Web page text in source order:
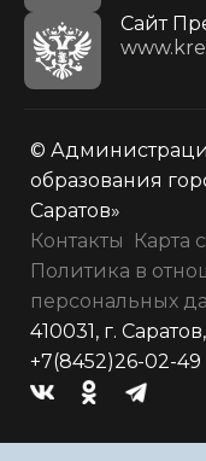
Cайт
©
образования
Саратов»
Контакты
Карта
Политика в
персональных
410031, г.
+7(8452)26-02-49